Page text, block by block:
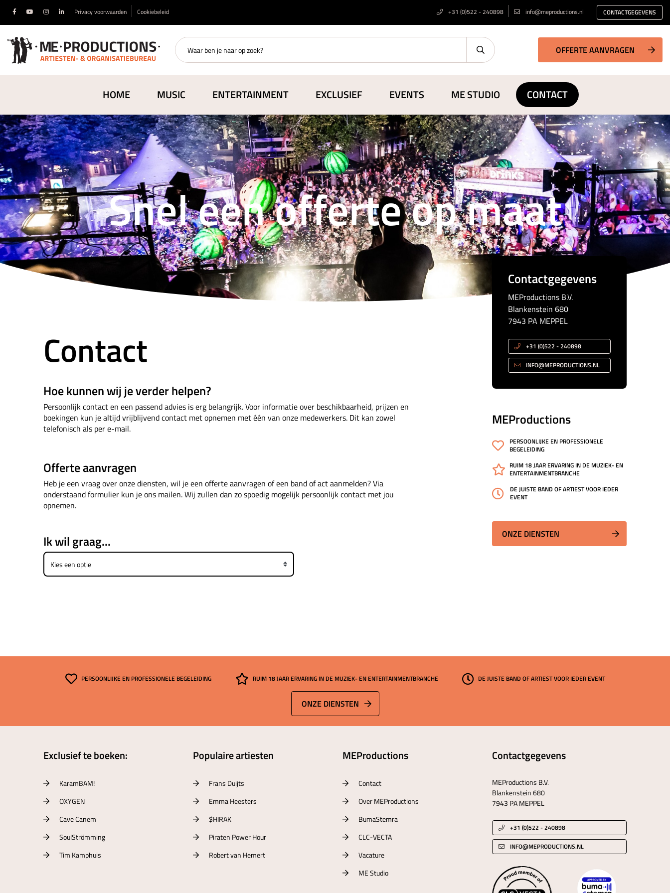
Privacy voorwaarden Cookiebeleid +31 (0)522 - 240898 info@meproductions.nl CONTACTGEGEVENS
OFFERTE AANVRAGEN
HOME MUSIC ENTERTAINMENT EXCLUSIEF EVENTS ME STUDIO CONTACT
Snel een offerte op maat
Contact
Hoe kunnen wij je verder helpen?
Persoonlijk contact en een passend advies is erg belangrijk. Voor informatie over beschikbaarheid, prijzen en
boekingen kun je altijd vrijblijvend contact met opnemen met één van onze medewerkers. Dit kan zowel
telefonisch als per e-mail.
Offerte aanvragen
Heb je een vraag over onze diensten, wil je een offerte aanvragen of een band of act aanmelden? Via
onderstaand formulier kun je ons mailen. Wij zullen dan zo spoedig mogelijk persoonlijk contact met jou
opnemen.
Ik wil graag...
Contactgegevens
MEProductions B.V.
Blankenstein 680
7943 PA MEPPEL
+31 (0)522 - 240898
INFO@MEPRODUCTIONS.NL
MEProductions
PERSOONLIJKE EN PROFESSIONELE
BEGELEIDING
RUIM 18 JAAR ERVARING IN DE MUZIEK- EN
ENTERTAINMENTBRANCHE
DE JUISTE BAND OF ARTIEST VOOR IEDER
EVENT
ONZE DIENSTEN
PERSOONLIJKE EN PROFESSIONELE BEGELEIDING RUIM 18 JAAR ERVARING IN DE MUZIEK- EN ENTERTAINMENTBRANCHE DE JUISTE BAND OF ARTIEST VOOR IEDER EVENT
ONZE DIENSTEN
Exclusief te boeken:
KaramBAM!
OXYGEN
Cave Canem
SoulStrömming
Tim Kamphuis
Populaire artiesten
Frans Duijts
Emma Heesters
$HIRAK
Piraten Power Hour
Robert van Hemert
MEProductions
Contact
Over MEProductions
BumaStemra
CLC-VECTA
Vacature
ME Studio
Contactgegevens
MEProductions B.V.
Blankenstein 680
7943 PA MEPPEL
+31 (0)522 - 240898
INFO@MEPRODUCTIONS.NL